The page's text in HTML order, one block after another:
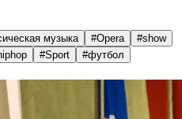
музыка #Opera #show
#Sport #футбол